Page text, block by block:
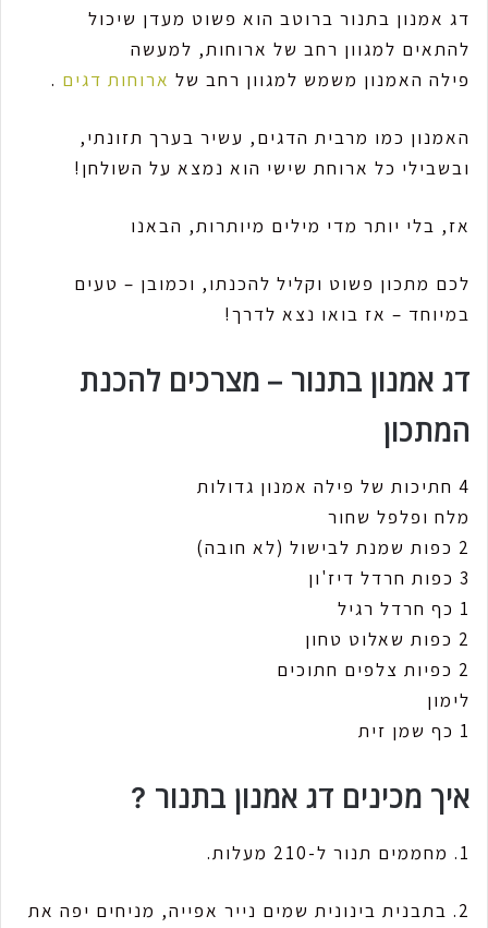
דג אמנון בתנור ברוטב הוא פשוט מעדן שיכול
להתאים למגוון רחב של ארוחות, למעשה
פילה האמנון משמש למגוון רחב של ארוחות דגים .
האמנון כמו מרבית הדגים, עשיר בערך תזונתי,
ובשבילי כל ארוחת שישי הוא נמצא על השולחן!
אז, בלי יותר מדי מילים מיותרות, הבאנו
לכם מתכון פשוט וקליל להכנתו, וכמובן – טעים
במיוחד – אז בואו נצא לדרך!
דג אמנון בתנור – מצרכים להכנת
המתכון
4 חתיכות של פילה אמנון גדולות
מלח ופלפל שחור
2 כפות שמנת לבישול (לא חובה)
3 כפות חרדל דיז'ון
1 כף חרדל רגיל
2 כפות שאלוט טחון
2 כפיות צלפים חתוכים
לימון
1 כף שמן זית
איך מכינים דג אמנון בתנור ?
1. מחממים תנור ל-210 מעלות.
2. בתבנית בינונית שמים נייר אפייה, מניחים יפה את